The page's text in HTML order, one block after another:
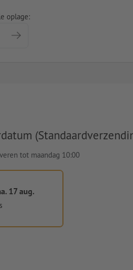
oplage:
tot maandag 10:00
17 aug.